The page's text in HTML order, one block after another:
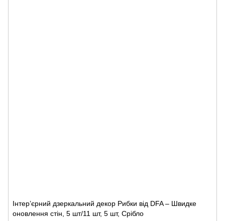
Інтер’єрний дзеркальний декор Рибки від DFA – Швидке
оновлення стін, 5 шт/11 шт, 5 шт, Срібло